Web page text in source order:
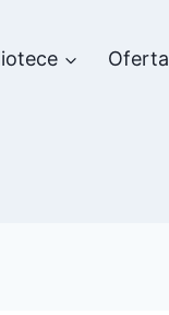
Oferta